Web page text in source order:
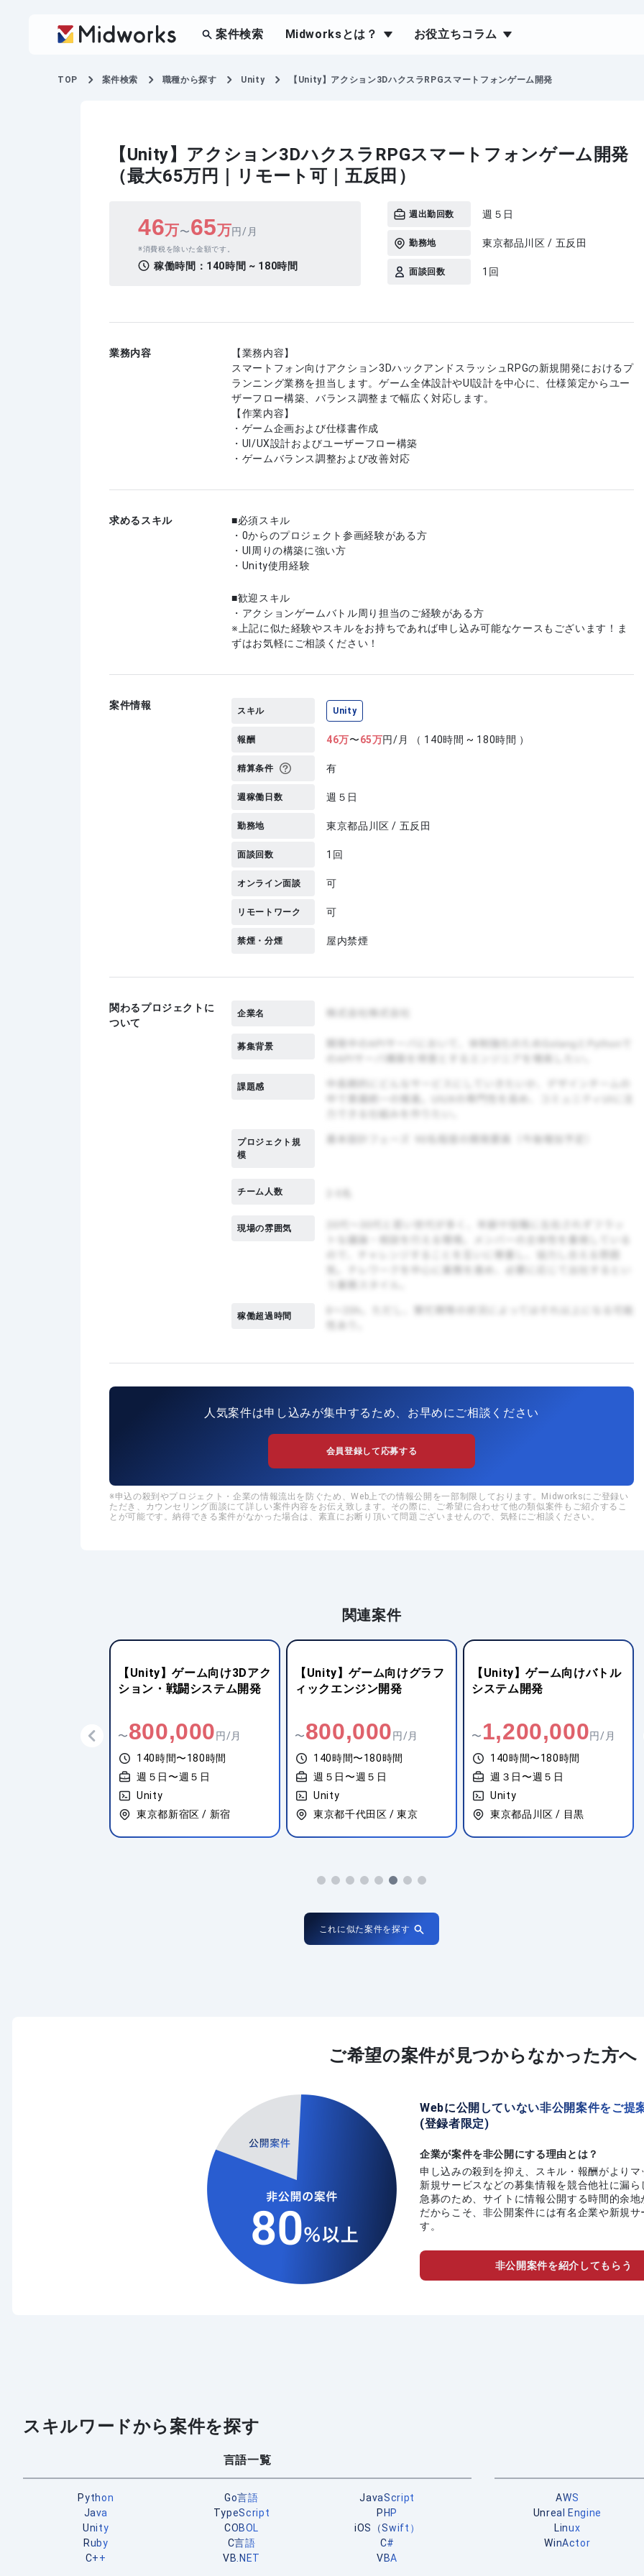
案件検索 Midworksとは？ お役立ちコラム
TOP 案件検索 職種から探す Unity 【Unity】アクション3DハクスラRPGスマートフォンゲーム開発
【Unity】アクション3DハクスラRPGスマートフォンゲーム開発
（最大65万円｜リモート可｜五反田）
46万〜65万円/月
消費税を除いた金額です。
稼働時間： 140時間 ~ 180時間
週出勤回数 週５日
勤務地 東京都品川区 / 五反田
面談回数 1回
業務内容
【業務内容】
スマートフォン向けアクション3DハックアンドスラッシュRPGの新規開発におけるプ
ランニング業務を担当します。ゲーム全体設計やUI設計を中心に、仕様策定からユー
ザーフロー構築、バランス調整まで幅広く対応します。
【作業内容】
・ゲーム企画および仕様書作成
・UI/UX設計およびユーザーフロー構築
・ゲームバランス調整および改善対応
求めるスキル
必須スキル
・0からのプロジェクト参画経験がある方
・UI周りの構築に強い方
・Unity使用経験
歓迎スキル
・アクションゲームバトル周り担当のご経験がある方
上記に似た経験やスキルをお持ちであれば申し込み可能なケースもございます！ま
ずはお気軽にご相談ください！
案件情報 スキル Unity
報酬 46万〜65万円/月 （ 140時間 ~ 180時間 ）
精算条件 有
週稼働日数 週５日
勤務地 東京都品川区 / 五反田
面談回数 1回
オンライン面談 可
リモートワーク 可
禁煙・分煙 屋内禁煙
関わるプロジェクトに
ついて
企業名
募集背景
課題感
プロジェクト規
模
チーム人数
現場の雰囲気
稼働超過時間
人気案件は申し込みが集中するため、お早めにご相談ください
会員登録して応募する
申込の殺到やプロジェクト・企業の情報流出を防ぐため、Web上での情報公開を一部制限しております。Midworksにご登録い
ただき、カウンセリング面談にて詳しい案件内容をお伝え致します。その際に、ご希望に合わせて他の類似案件もご紹介するこ
とが可能です。納得できる案件がなかった場合は、素直にお断り頂いて問題ございませんので、気軽にご相談ください。
関連案件
【Unity】ゲーム向け3Dアク
ション・戦闘システム開発
〜800,000 円/月
140時間〜180時間
週５日〜週５日
Unity
東京都新宿区 / 新宿
【Unity】ゲーム向けグラフ
ィックエンジン開発
〜800,000 円/月
140時間〜180時間
週５日〜週５日
Unity
東京都千代田区 / 東京
【Unity】ゲーム向けバトル
システム開発
〜 1,200,000円/月
140時間〜180時間
週３日〜週５日
Unity
東京都品川区 / 目黒
これに似た案件を探す
ご希望の案件が見つからなかった方へ
Webに公開していない非公開案件をご提
(登録者限定)
企業が案件を非公開にする理由とは？
申し込みの殺到を抑え、スキル・報酬がより
新規サービスなどの募集情報を競合他社に漏ら
急募のため、サイトに情報公開する時間的余地
だからこそ、非公開案件には有名企業や新規サ
す。
非公開案件を紹介してもらう
スキルワードから案件を探す
言語一覧
Python Go言語
JavaScript
Java
TypeScript
PHP
Unity
COBOL
iOS（Swift）
Ruby
C言語
C#
C++
VB.NET VBA
AWS
Unreal Engine
Linux
WinActor